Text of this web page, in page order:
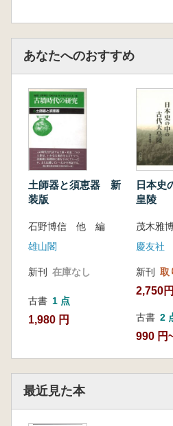
あなたへのおすすめ
土師器と須恵器 新
装版
石野博信 他 編
雄山閣
新刊 在庫なし
古書 1 点
1,980 円
日本史
皇陵
茂木雅
慶友社
新刊 取
2,750円
古書 2
990 円
最近見た本